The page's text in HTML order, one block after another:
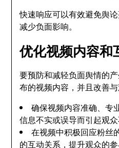
快速响应可以有效避免舆
减少负面影响。
优化视频内容和
要预防和减轻负面舆情的
布的视频内容，并且改善与
确保视频内容准确、专
信息不实或误导而引起观
在视频中积极回应粉丝
的互动关系，提升观众的